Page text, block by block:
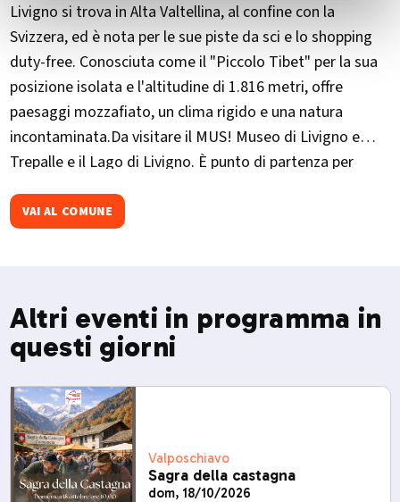
Livigno si trova in Alta Valtellina, al confine con la
Svizzera, ed è nota per le sue piste da sci e lo shopping
duty-free. Conosciuta come il "​Piccolo Tibet" per la sua
posizione isolata e l'altitudine di 1.816 metri, offre
paesaggi mozzafiato, un clima rigido e una natura
incontaminata.Da visitare il MUS! Museo di Livigno e
Trepalle e il Lago di Livigno. È punto di partenza per
dicembre ospita La Sgambeda, gara internazionale di sci
VAI AL COMUNE
Altri eventi in programma in
questi giorni
Valposchiavo
Sagra della castagna
dom, 18/10/2026